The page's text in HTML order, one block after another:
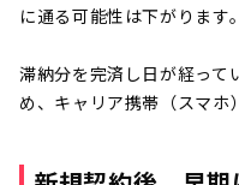
に通る可能性は下がります。
滞納分を完済し日が経って
め、キャリア携帯（スマホ